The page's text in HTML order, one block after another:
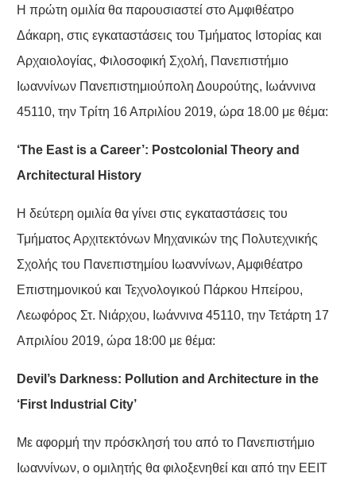
H πρώτη ομιλία θα παρουσιαστεί στο Αμφιθέατρο
Δάκαρη, στις εγκαταστάσεις του Τμήματος Ιστορίας και
Αρχαιολογίας, Φιλοσοφική Σχολή, Πανεπιστήμιο
Ιωαννίνων Πανεπιστημιούπολη Δουρούτης, Ιωάννινα
45110, την Τρίτη 16 Απριλίου 2019, ώρα 18.00 με θέμα:
‘The East is a Career’: Postcolonial Theory and
Architectural History
Η δεύτερη ομιλία θα γίνει στις εγκαταστάσεις του
Τμήματος Αρχιτεκτόνων Μηχανικών της Πολυτεχνικής
Σχολής του Πανεπιστημίου Ιωαννίνων, Αμφιθέατρο
Επιστημονικού και Τεχνολογικού Πάρκου Ηπείρου,
Λεωφόρος Στ. Νιάρχου, Ιωάννινα 45110, την Τετάρτη 17
Απριλίου 2019, ώρα 18:00 με θέμα:
Devil’s Darkness: Pollution and Architecture in the
‘First Industrial City’
Με αφορμή την πρόσκλησή του από το Πανεπιστήμιο
Ιωαννίνων, ο ομιλητής θα φιλοξενηθεί και από την ΕΕΙΤ